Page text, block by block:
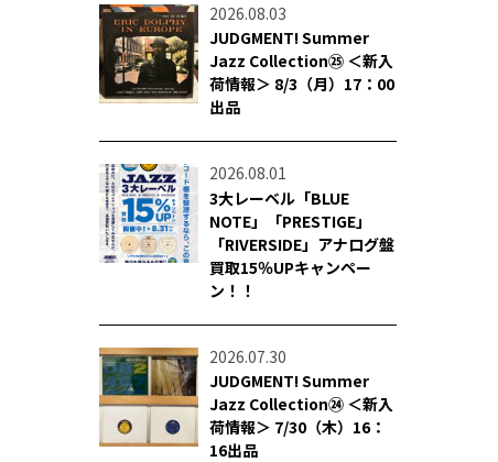
2026.08.03
JUDGMENT! Summer
Jazz Collection㉕ ＜新入
荷情報＞ 8/3（月）17：00
出品
2026.08.01
3大レーベル「BLUE
NOTE」「PRESTIGE」
「RIVERSIDE」アナログ盤
買取15％UPキャンペー
ン！！
2026.07.30
JUDGMENT! Summer
Jazz Collection㉔ ＜新入
荷情報＞ 7/30（木）16：
16出品